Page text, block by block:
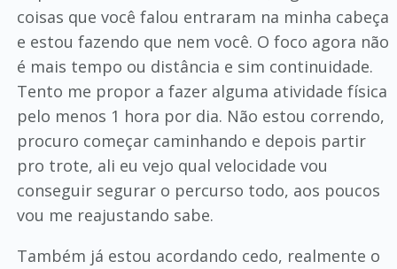
coisas que você falou entraram na minha cabeça
e estou fazendo que nem você. O foco agora não
é mais tempo ou distância e sim continuidade.
Tento me propor a fazer alguma atividade física
pelo menos 1 hora por dia. Não estou correndo,
procuro começar caminhando e depois partir
pro trote, ali eu vejo qual velocidade vou
conseguir segurar o percurso todo, aos poucos
vou me reajustando sabe.
Também já estou acordando cedo, realmente o